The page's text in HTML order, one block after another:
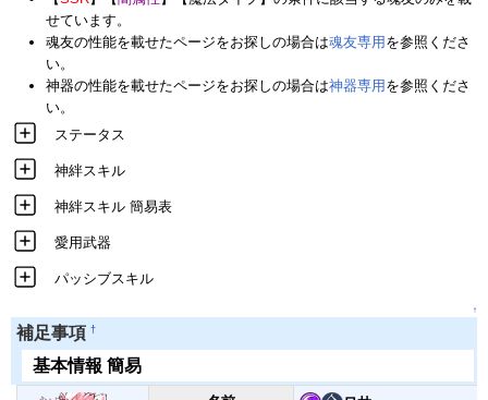
せています。
魂友の性能を載せたページをお探しの場合は魂友専用 を参照くださ
い。
神器の性能を載せたページをお探しの場合は神器専用 を参照くださ
い。
ステータス
神絆スキル
神絆スキル 簡易表
愛用武器
パッシブスキル
↑
補足事項 †
基本情報 簡易